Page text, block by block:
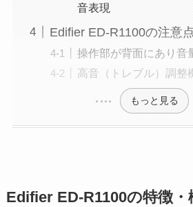
音表現
Edifier ED-R1100の注意
操作部が背面にあり音
高音（トレブル）調整
もっと見る
Edifier ED-R1100の特徴・